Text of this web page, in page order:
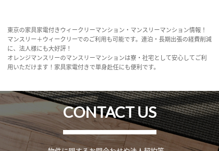
東京の家具家電付きウィークリーマンション・マンスリーマンション情報！
マンスリー＋ウィークリーでのご利用も可能です。連泊・長期出張の経費削減
に、法人様にも大好評！
オレンジマンスリーのマンスリーマンションは寮・社宅として安心してご利
用いただけます！家具家電付きで単身赴任にも便利です。
CONTACT US